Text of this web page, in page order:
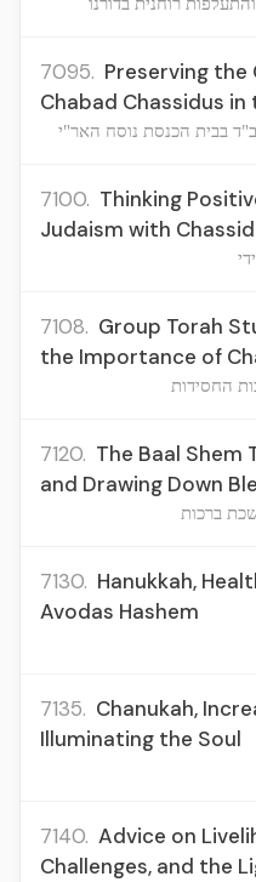
7095. Preserving
Chabad Chassidus in
בבית הכנסת נוסח האר"י
7100. Thinking
Judaism with
7108. Group Torah
the Importance of
החסידות
7120. The Baal Shem
and Drawing Down
ברכות
7130. Hanukkah,
Avodas Hashem
7135. Chanukah,
Illuminating the Soul
7140. Advice on
Challenges, and the